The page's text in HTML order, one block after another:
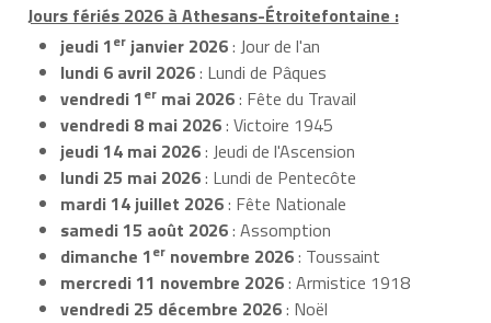
Jours fériés 2026 à Athesans-Étroitefontaine :
jeudi 1er janvier 2026: Jour de l'an
lundi 6 avril 2026: Lundi de Pâques
vendredi 1er mai 2026: Fête du Travail
vendredi 8 mai 2026: Victoire 1945
jeudi 14 mai 2026: Jeudi de l'Ascension
lundi 25 mai 2026: Lundi de Pentecôte
mardi 14 juillet 2026: Fête Nationale
samedi 15 août 2026: Assomption
dimanche 1er novembre 2026: Toussaint
mercredi 11 novembre 2026: Armistice 1918
vendredi 25 décembre 2026: Noël